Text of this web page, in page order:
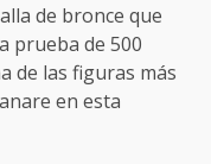
de bronce que
prueba de 500
de las figuras más
en esta